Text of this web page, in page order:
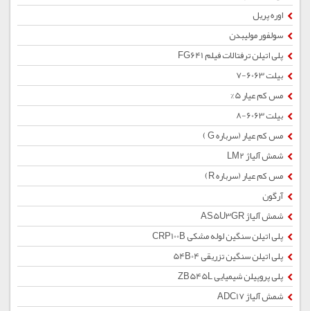
اوره پریل
سولفور مولیبدن
پلی اتیلن ترفتالات فیلم FG641
بیلت 6063-7
مس کم عیار 5%
بیلت 6063-8
مس کم عیار (سرباره G )
شمش آلیاژ LM2
مس کم عیار (سرباره R)
آرگون
شمش آلیاژ AS5U3GR
پلی اتیلن سنگین لوله مشکی CRP100B
پلی اتیلن سنگین تزریقی 54B04
پلی پروپیلن شیمیایی ZB545L
شمش آلیاژ ADC17